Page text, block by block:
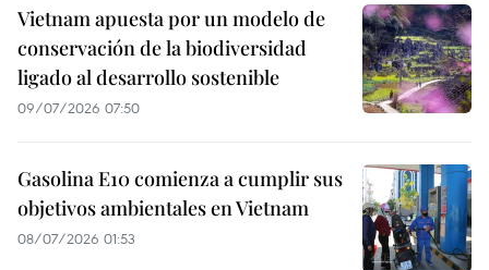
Vietnam apuesta por un modelo de
conservación de la biodiversidad
ligado al desarrollo sostenible
09/07/2026 07:50
Gasolina E10 comienza a cumplir sus
objetivos ambientales en Vietnam
08/07/2026 01:53